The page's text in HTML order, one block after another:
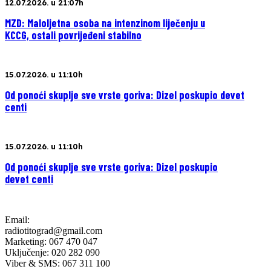
12.07.2026. u 21:07h
MZD: Maloljetna osoba na intenzinom liječenju u
KCCG, ostali povrijeđeni stabilno
15.07.2026. u 11:10h
Od ponoći skuplje sve vrste goriva: Dizel poskupio devet
centi
15.07.2026. u 11:10h
Od ponoći skuplje sve vrste goriva: Dizel poskupio
devet centi
Email:
radiotitograd@gmail.com
Marketing: 067 470 047
Uključenje: 020 282 090
Viber & SMS: 067 311 100